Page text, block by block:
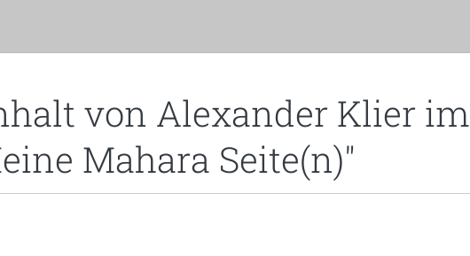
von Alexander Klier im
Mahara Seite(n)"